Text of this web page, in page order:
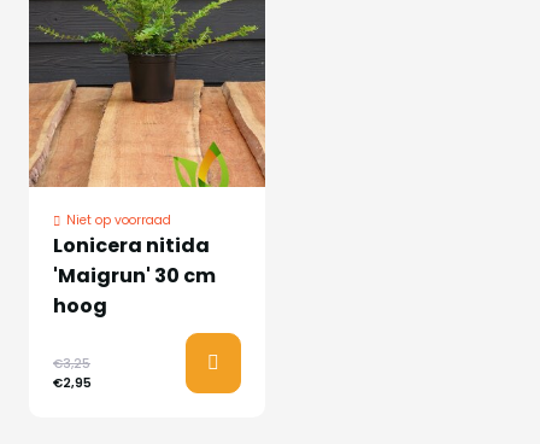
Niet op voorraad
Lonicera nitida
'Maigrun' 30 cm
hoog
€3,25
€2,95